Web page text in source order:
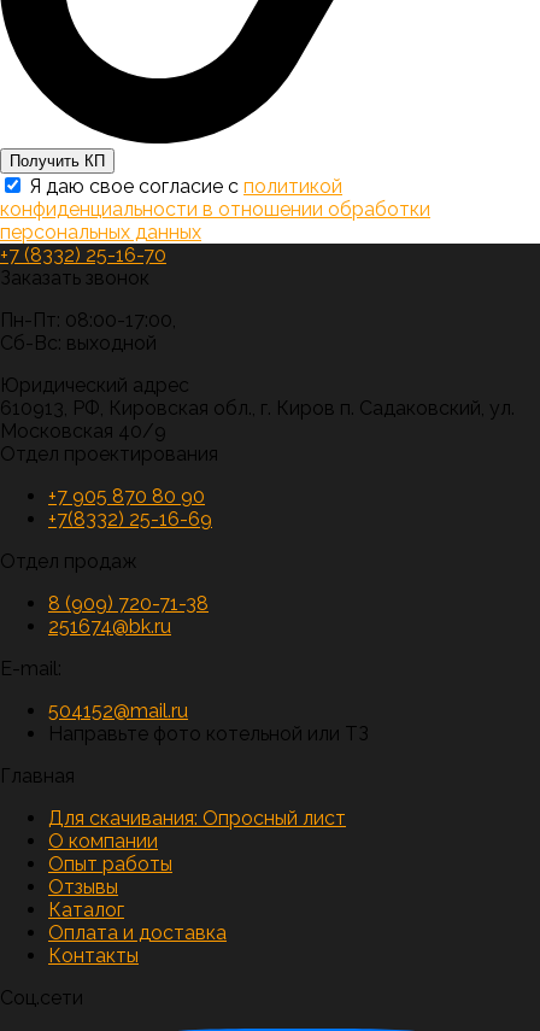
Получить КП
Я даю свое согласие с политикой
конфиденциальности в отношении обработки
персональных данных
+7 (8332) 25-16-70
Заказать звонок
Пн-Пт: 08:00-17:00,
Сб-Вс: выходной
Юридический адрес
610913, РФ, Кировская обл., г. Киров п. Садаковский, ул.
Московская 40/9
Отдел проектирования
+7 905 870 80 90
+7(8332) 25-16-69
Отдел продаж
8 (909) 720-71-38
251674@bk.ru
E-mail:
504152@mail.ru
Направьте фото котельной или ТЗ
Главная
Для скачивания: Опросный лист
О компании
Опыт работы
Отзывы
Каталог
Оплата и доставка
Контакты
Соц.сети